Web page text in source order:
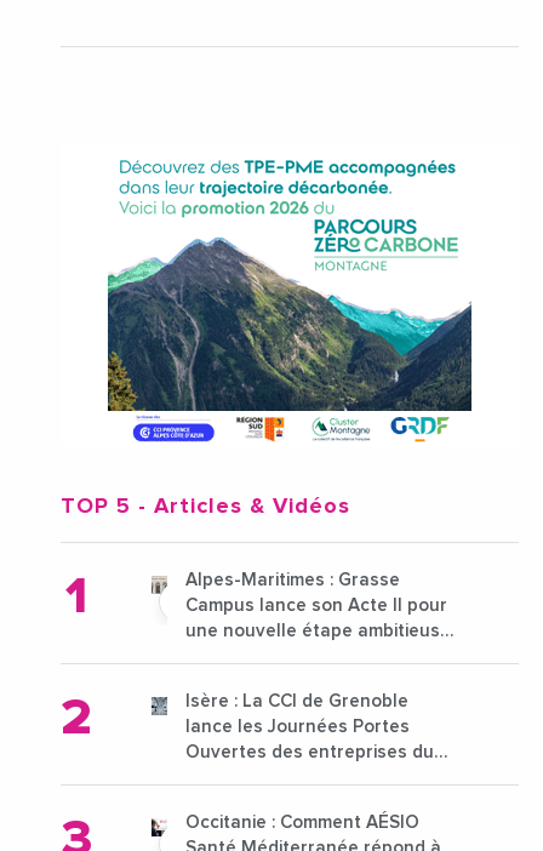
TOP 5 - Articles & Vidéos
Alpes-Maritimes : Grasse
Campus lance son Acte II pour
une nouvelle étape ambitieuse
Isère : La CCI de Grenoble
lance les Journées Portes
Ouvertes des entreprises du
Occitanie : Comment AÉSIO